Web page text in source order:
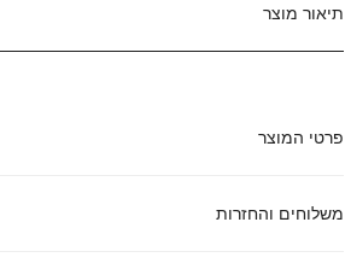
תיאור מוצר
פרטי המוצר
משלוחים והחזרות